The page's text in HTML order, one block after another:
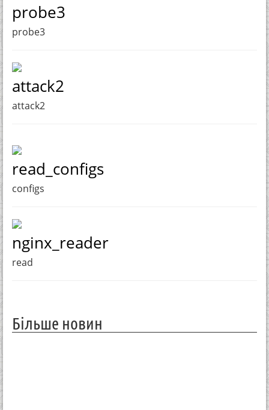
probe3
probe3
attack2
attack2
read_configs
configs
nginx_reader
read
Більше новин